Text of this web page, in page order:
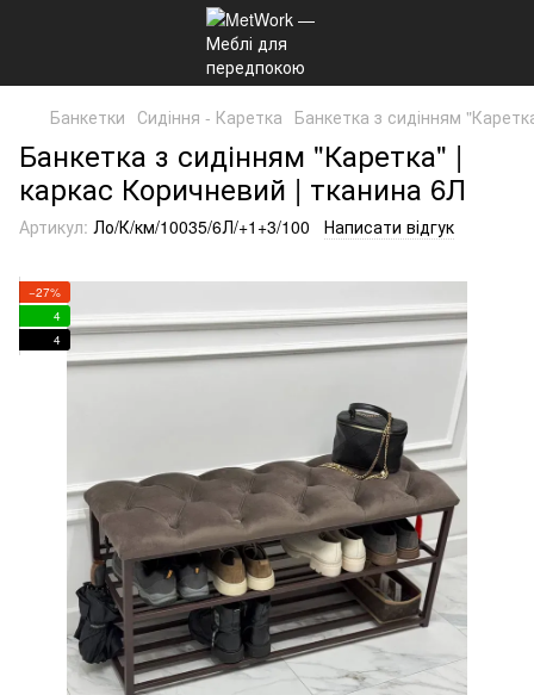
Банкетки Сидіння - Каретка Банкетка з сидінням
Банкетка з сидінням "Каретка" |
каркас Коричневий | тканина 6Л
Артикул: Ло/К/км/10035/6Л/+1+3/100 Написати відгук
−27%
4
4